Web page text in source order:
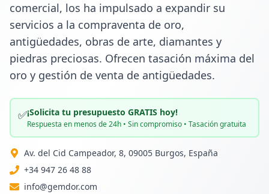
comercial, los ha impulsado a expandir su
servicios a la compraventa de oro,
antigüedades, obras de arte, diamantes y
piedras preciosas. Ofrecen tasación máxima del
oro y gestión de venta de antigüedades.
✅¡Solicita tu presupuesto GRATIS hoy!
Respuesta en menos de 24h • Sin compromiso • Tasación gratuita
Av. del Cid Campeador, 8, 09005 Burgos, España
+34 947 26 48 88
info@gemdor.com